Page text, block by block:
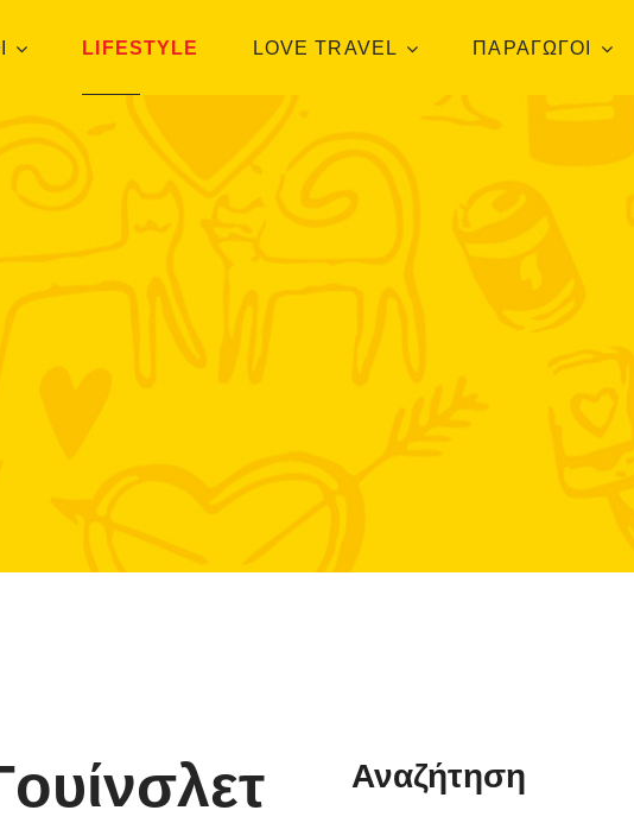
LIFESTYLE LOVE TRAVEL ΠΑΡΑΓΩΓΟΙ
Αναζήτηση